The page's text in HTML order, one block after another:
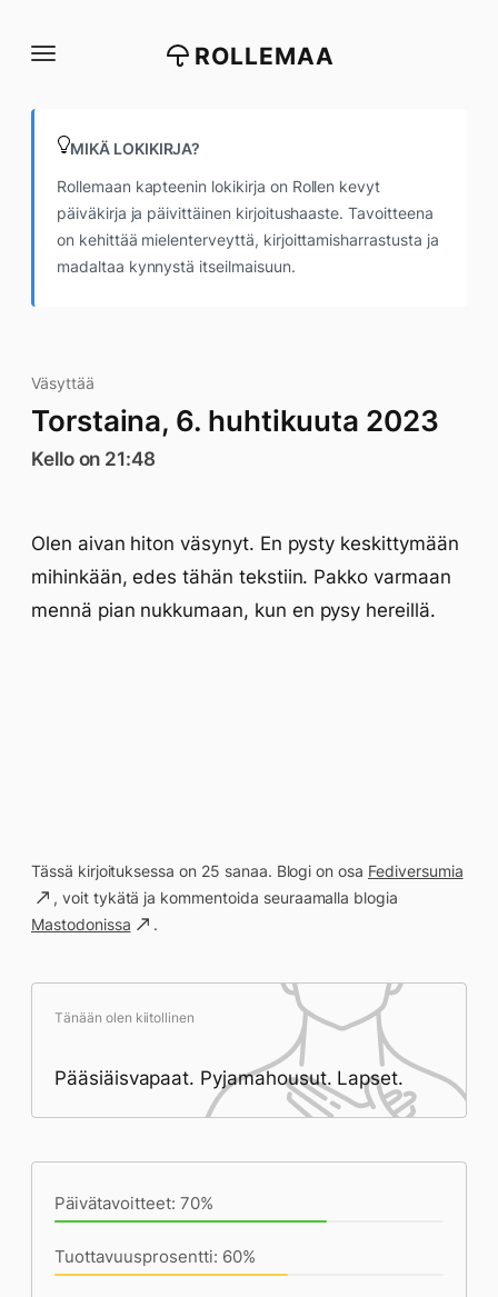
suoraan
ROLLEMAA
MIKÄ LOKIKIRJA?
Rollemaan kapteenin lokikirja on Rollen kevyt
päiväkirja ja päivittäinen kirjoitushaaste. Tavoitteena
on kehittää mielenterveyttä, kirjoittamisharrastusta ja
madaltaa kynnystä itseilmaisuun.
Väsyttää
Torstaina, 6. huhtikuuta 2023
Kello on 21:48
Olen aivan hiton väsynyt. En pysty keskittymään
mihinkään, edes tähän tekstiin. Pakko varmaan
mennä pian nukkumaan, kun en pysy hereillä.
Tässä kirjoituksessa on 25 sanaa. Blogi on osa Fediversumia
, voit tykätä ja kommentoida seuraamalla blogia
Mastodonissa
.
Tänään olen kiitollinen
Pääsiäisvapaat. Pyjamahousut. Lapset.
Päivätavoitteet: 70%
Tuottavuusprosentti: 60%